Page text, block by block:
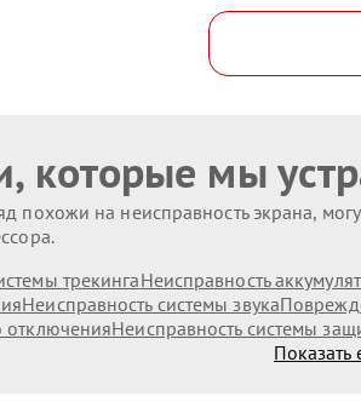
которые мы
похожи на неисправность экрана,
трекингаНеисправность
Неисправность системы звука
отключенияНеисправность системы
Показать